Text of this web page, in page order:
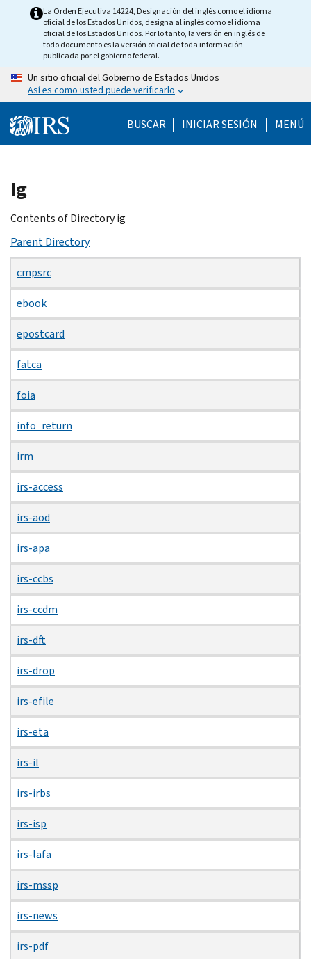
La Orden Ejecutiva 14224, Designación del inglés como el idioma
oficial de los Estados Unidos, designa al inglés como el idioma
oficial de los Estados Unidos. Por lo tanto, la versión en inglés de
todo documento es la versión oficial de toda información
publicada por el gobierno federal.
Un sitio oficial del Gobierno de Estados Unidos
Así es como usted puede verificarlo
BUSCAR INICIAR SESIÓN MENÚ
Beginning
of
main
Ig
Contents of Directory ig
Parent Directory
cmpsrc
ebook
epostcard
fatca
foia
info_return
irm
irs-access
irs-aod
irs-apa
irs-ccbs
irs-ccdm
irs-dft
irs-drop
irs-efile
irs-eta
irs-il
irs-irbs
irs-isp
irs-lafa
irs-mssp
irs-news
irs-pdf